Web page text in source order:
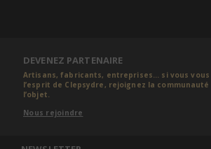
DEVENEZ PARTENAIRE
Artisans, fabricants, entreprises... si vous
l’esprit de Clepsydre, rejoignez la
l’objet.
Nous rejoindre